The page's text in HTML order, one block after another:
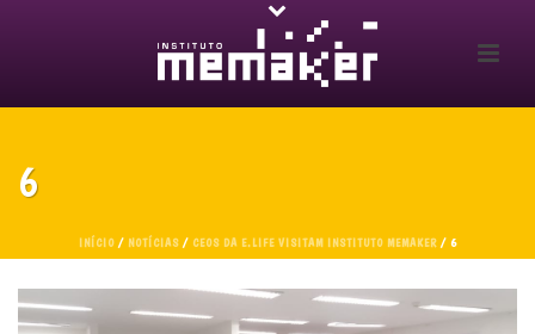
6
INÍCIO/ NOTÍCIAS/ CEOS DA E.LIFE VISITAM INSTITUTO MEMAKER/ 6